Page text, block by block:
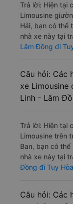
Trả lời: Hiện tại
Limousine
Hải, bạn có thể
nhà xe này tại
Lâm Đồng đi
Câu hỏi: Các
xe Limousine
Linh - Lâm
Trả lời: Hiện tại
Limousine trên
Ban, bạn có
nhà xe này tại
Đồng đi Tuy
Câu hỏi: Các